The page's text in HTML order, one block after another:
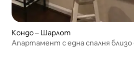
Кондо – Шарлот
Апартамент с една спалня